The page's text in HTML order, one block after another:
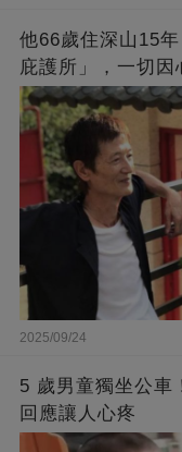
他66歲住深山15
庇護所」，一切因
2025/09/24
5 歲男童獨坐公車
回應讓人心疼